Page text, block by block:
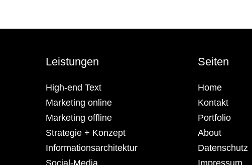
Leistungen
High-end Text
Marketing online
Marketing offline
Strategie + Konzept
Informationsarchitektur
Seiten
Home
Kontakt
Portfolio
About
Datenschutz